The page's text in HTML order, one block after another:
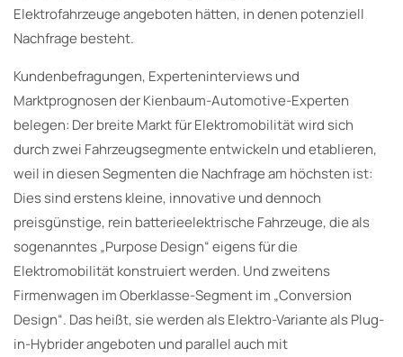
Elektrofahrzeuge angeboten hätten, in denen potenziell
Nachfrage besteht.
Kundenbefragungen, Experteninterviews und
Marktprognosen der Kienbaum-Automotive-Experten
belegen: Der breite Markt für Elektromobilität wird sich
durch zwei Fahrzeugsegmente entwickeln und etablieren,
weil in diesen Segmenten die Nachfrage am höchsten ist:
Dies sind erstens kleine, innovative und dennoch
preisgünstige, rein batterieelektrische Fahrzeuge, die als
sogenanntes „Purpose Design“ eigens für die
Elektromobilität konstruiert werden. Und zweitens
Firmenwagen im Oberklasse-Segment im „Conversion
Design“. Das heißt, sie werden als Elektro-Variante als Plug-
in-Hybrider angeboten und parallel auch mit